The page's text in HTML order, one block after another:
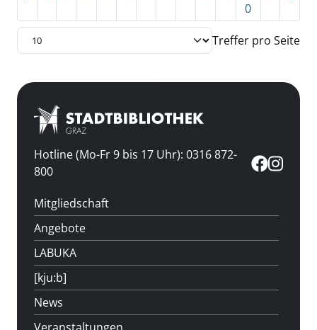
0
Treffer pro Seite
Hotline (Mo-Fr 9 bis 17 Uhr): 0316 872-
800
Mitgliedschaft
Angebote
LABUKA
[kju:b]
News